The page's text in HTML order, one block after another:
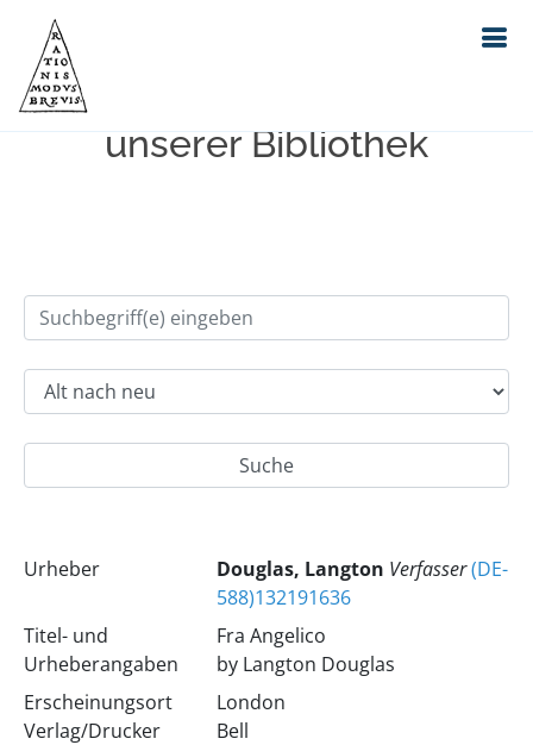
Einfache Suche im Bestand
unserer Bibliothek
Urheber Douglas, Langton Verfasser(DE-
588)132191636
Titel- und
Urheberangaben
Fra Angelico
by Langton Douglas
Erscheinungsort
Verlag/Drucker
London
Bell